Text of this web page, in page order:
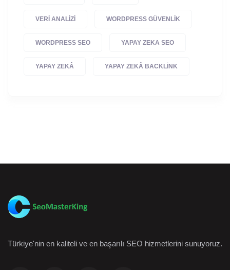
VERI ANALIZI WORDPRESS GÜVENLIK
WORDPRESS SEO YAPAY ZEKA SEO
YAPAY ZEKÂ YAPAY ZEKÂ BACKLINK
Türkiye'nin en kaliteli ve en başarılı SEO hizmetlerini sunuyoruz.